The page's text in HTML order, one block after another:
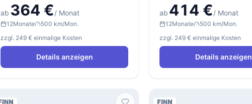
ab 364 €/ Monat
12Monate
500 km/Mon.
zzgl. 249 € einmalige Kosten
Details anzeigen
ab 414 €/ Monat
12Monate
500 km/Mon.
zzgl. 249 € einmalige Kosten
Details anzeigen